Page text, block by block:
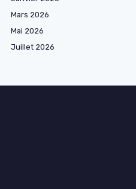
Mars 2026
Mai 2026
Juillet 2026